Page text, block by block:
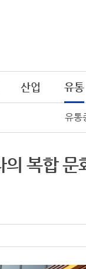
산업 유통
유통
복합